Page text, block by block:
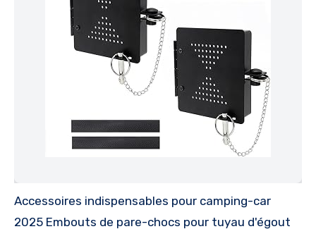
Accessoires indispensables pour camping-car
2025 Embouts de pare-chocs pour tuyau d'égout